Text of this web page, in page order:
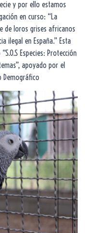
y por ello estamos
en curso: “La
de loros grises africanos
ilegal en España.” Esta
Especies: Protección
apoyado por el
Demográfico